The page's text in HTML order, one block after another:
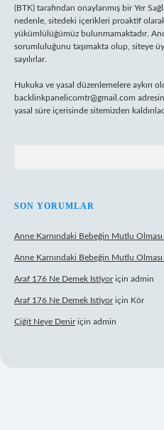
(BTK) tarafından onaylanmış bir Yer
nedenle, sitedeki içerikleri proaktif
yükümlülüğümüz bulunmamaktadır.
sorumluluğunu taşımakta olup, siteye
sayılırlar.
Hukuka ve yasal düzenlemelere aykırı
backlinkpanelicomtr@gmail.com
yasal süre içerisinde sitemizden
SON YORUMLAR
Anne Karnındaki Bebeğin Mutlu Olması
Anne Karnındaki Bebeğin Mutlu Olması
Araf 176 Ne Demek Istiyoriçin admin
Araf 176 Ne Demek Istiyoriçin Kör
Çiğit Neye Deniriçin admin